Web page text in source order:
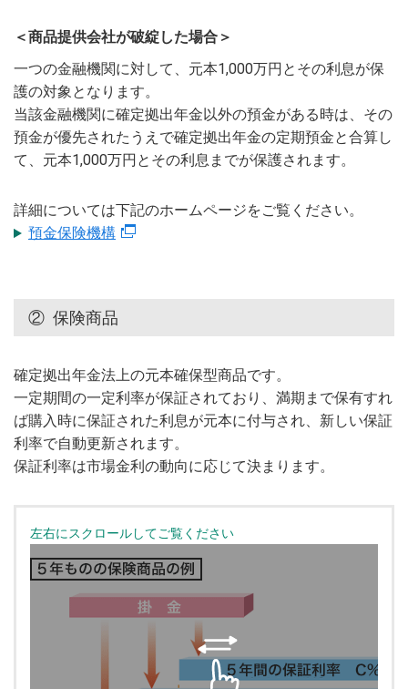
＜商品提供会社が破綻した場合＞
一つの金融機関に対して、元本1,000万円とその利息が保
護の対象となります。
当該金融機関に確定拠出年金以外の預金がある時は、その
預金が優先されたうえで確定拠出年金の定期預金と合算し
て、元本1,000万円とその利息までが保護されます。
詳細については下記のホームページをご覧ください。
預金保険機構
② 保険商品
確定拠出年金法上の元本確保型商品です。
一定期間の一定利率が保証されており、満期まで保有すれ
ば購入時に保証された利息が元本に付与され、新しい保証
利率で自動更新されます。
保証利率は市場金利の動向に応じて決まります。